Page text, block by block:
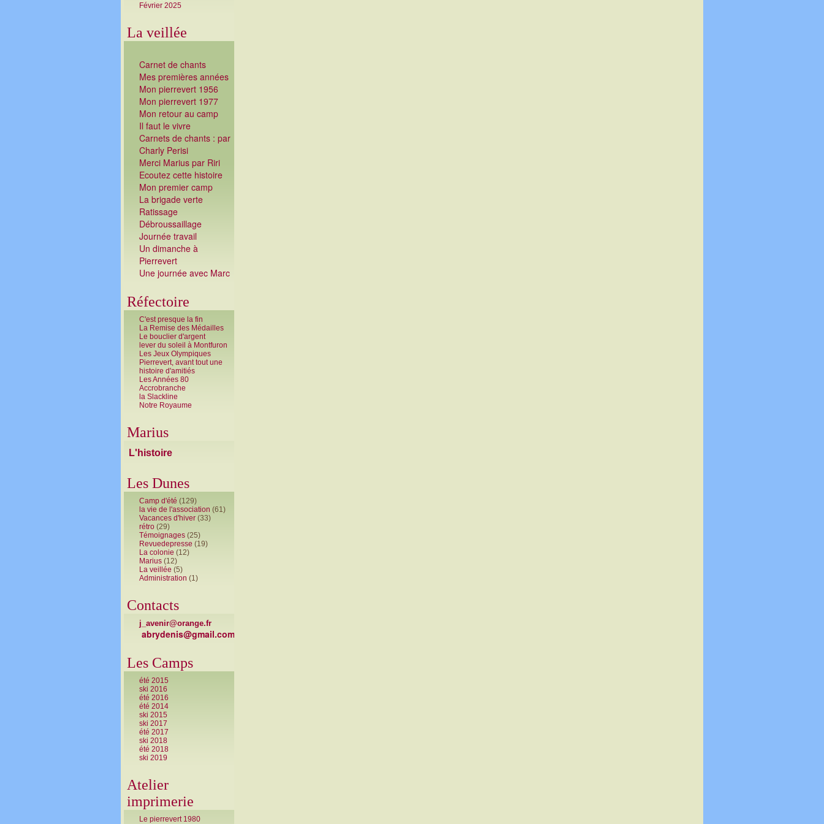
Février 2025
La veillée
Carnet de chants
Mes premières années
Mon pierrevert 1956
Mon pierrevert 1977
Mon retour au camp
Il faut le vivre
Carnets de chants : par
Charly Perisi
Merci Marius par Riri
Ecoutez cette histoire
Mon premier camp
La brigade verte
Ratissage
Débroussaillage
Journée travail
Un dimanche à
Pierrevert
Une journée avec Marc
Réfectoire
C'est presque la fin
La Remise des Médailles
Le bouclier d'argent
lever du soleil à Montfuron
Les Jeux Olympiques
Pierrevert, avant tout une
histoire d'amitiés
Les Années 80
Accrobranche
la Slackline
Notre Royaume
Marius
L'histoire
Les Dunes
Camp d'été (129)
la vie de l'association (61)
Vacances d'hiver (33)
rétro (29)
Témoignages (25)
Revuedepresse (19)
La colonie (12)
Marius (12)
La veillée (5)
Administration (1)
Contacts
j_avenir@orange.fr
abrydenis@gmail.com
Les Camps
été 2015
ski 2016
été 2016
été 2014
ski 2015
ski 2017
été 2017
ski 2018
été 2018
ski 2019
Atelier
imprimerie
Le pierrevert 1980